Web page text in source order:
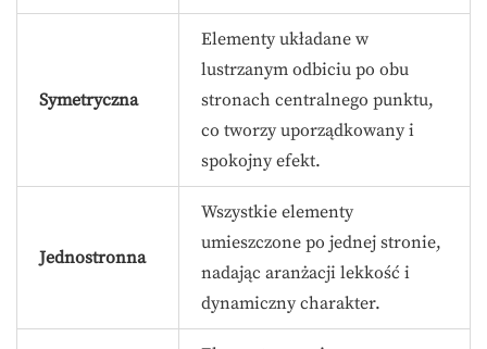
Symetryczna
Elementy układane w
lustrzanym odbiciu po obu
stronach centralnego punktu,
co tworzy uporządkowany i
spokojny efekt.
Jednostronna
Wszystkie elementy
umieszczone po jednej stronie,
nadając aranżacji lekkość i
dynamiczny charakter.